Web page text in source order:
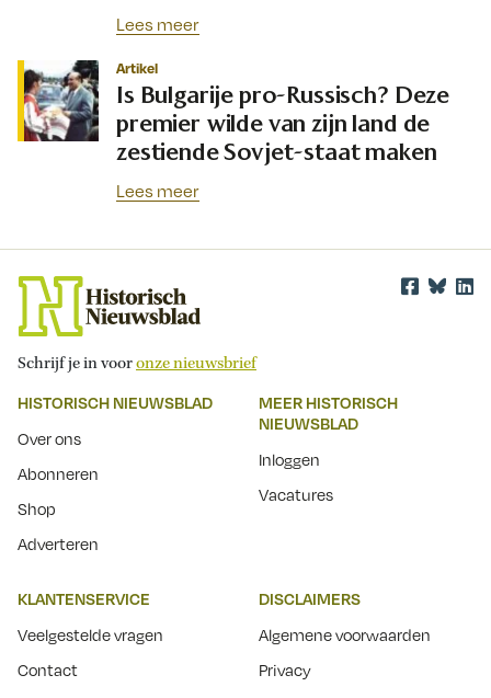
Lees meer
Artikel
Is Bulgarije pro-Russisch? Deze
premier wilde van zijn land de
zestiende Sovjet-staat maken
Lees meer
Schrijf je in vooronze nieuwsbrief
HISTORISCH NIEUWSBLAD
Over ons
Abonneren
Shop
Adverteren
MEER HISTORISCH
NIEUWSBLAD
Inloggen
Vacatures
KLANTENSERVICE
Veelgestelde vragen
Contact
DISCLAIMERS
Algemene voorwaarden
Privacy